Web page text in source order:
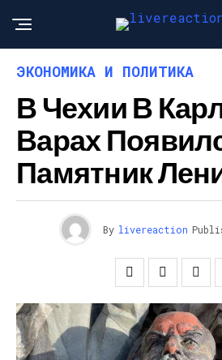
ЭКОНОМИКА И ПОЛИТИКА
В Чехии В
Варах
Памятник
By livereaction